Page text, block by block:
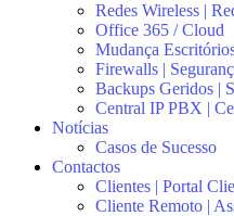
Redes Wireless |
Office 365 / Cloud
Mudança
Firewalls |
Backups Geridos |
Central IP PBX |
Notícias
Casos de Sucesso
Contactos
Clientes | Portal
Cliente Remoto |